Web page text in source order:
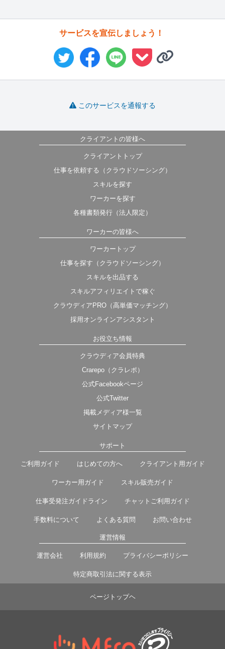
サービスを宣伝しましょう！
このサービスを通報する
クライアントの皆様へ
クライアントトップ
仕事を依頼する（クラウドソーシング）
スキルを探す
ワーカーを探す
各種書類発行（法人限定）
ワーカーの皆様へ
ワーカートップ
仕事を探す（クラウドソーシング）
スキルを出品する
スキルアフィリエイトで稼ぐ
クラウディアPRO（高単価マッチング）
採用オンラインアシスタント
お役立ち情報
クラウディア会員特典
Crarepo（クラレポ）
公式Facebookページ
公式Twitter
掲載メディア様一覧
サイトマップ
サポート
ご利用ガイド はじめての方へ クライアント用ガイド
ワーカー用ガイド スキル販売ガイド
仕事受発注ガイドライン チャットご利用ガイド
手数料について よくある質問 お問い合わせ
運営情報
運営会社 利用規約 プライバシーポリシー
特定商取引法に関する表示
ページトップヘ